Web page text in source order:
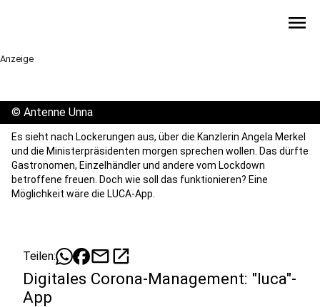
menu
Anzeige
© Antenne Unna
Es sieht nach Lockerungen aus, über die Kanzlerin Angela Merkel
und die Ministerpräsidenten morgen sprechen wollen. Das dürfte
Gastronomen, Einzelhändler und andere vom Lockdown
betroffene freuen. Doch wie soll das funktionieren? Eine
Möglichkeit wäre die LUCA-App.
Teilen: mailopen_in_new
Digitales Corona-Management: "luca"-
App